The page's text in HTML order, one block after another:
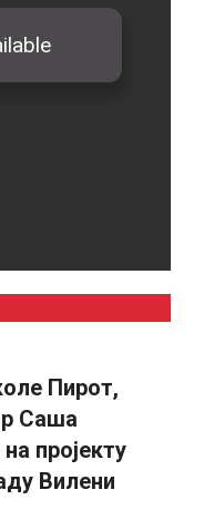
Пирот,
Саша
пројекту
Вилени